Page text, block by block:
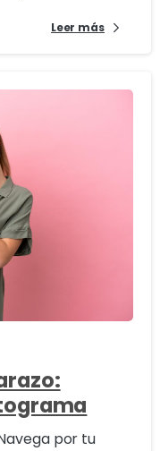
Leer más
por tu